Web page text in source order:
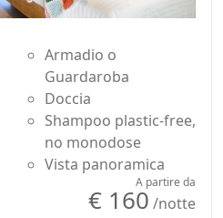
Armadio o
Guardaroba
Doccia
Shampoo plastic-free,
no monodose
Vista panoramica
A partire da
€ 160 /notte